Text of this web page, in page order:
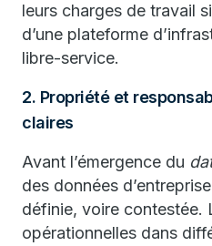
leurs charges de travail
d’une plateforme
libre-service.
2. Propriété et
claires
Avant l’émergence du
des données
définie, voire contestée.
opérationnelles dans